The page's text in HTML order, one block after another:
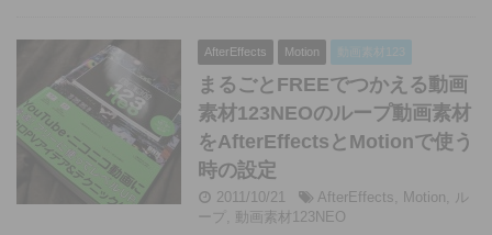
AfterEffects Motion
まるごとFREEでつかえる動画
素材123NEOのループ動画素材
をAfterEffectsとMotionで使う
時の設定
2011/10/21 AfterEffects, Motion, ル
ープ , 動画素材123NEO